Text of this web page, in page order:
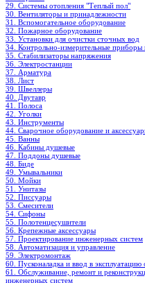
29. Системы отопления "Теплый пол"
30. Вентиляторы и принадлежности
31. Вспомогательное оборудование
32. Пожарное оборудование
33. Установки для очистки сточных вод
34. Контрольно-измерительные приборы
35. Стабилизаторы напряжения
36. Электростанции
37. Арматура
38. Лист
39. Швеллеры
40. Двутавр
41. Полоса
42. Уголки
43. Инструменты
44. Сварочное оборудование и
45. Ванны
46. Кабины душевые
47. Поддоны душевые
48. Биде
49. Умывальники
50. Мойки
51. Унитазы
52. Писсуары
53. Смесители
54. Сифоны
55. Полотенцесушители
56. Крепежные аксессуары
57. Проектирование инженерных систем
58. Автоматизация и управление
59. Электромонтаж
60. Пусконаладка и ввод в эксплуатацию
61. Обслуживание, ремонт и
инженерных систем